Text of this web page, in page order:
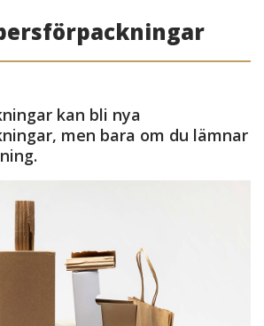
kan bli nya
men bara om du lämnar